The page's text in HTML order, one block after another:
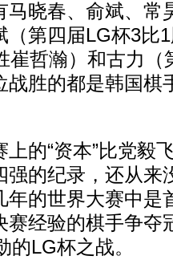
马晓春、俞斌、常
（第四届LG杯3比
崔哲瀚）和古力
战胜的都是韩国棋
“资本”比党毅
强的纪录，还从来
年的世界大赛中是
赛经验的棋手争夺
的LG杯之战。